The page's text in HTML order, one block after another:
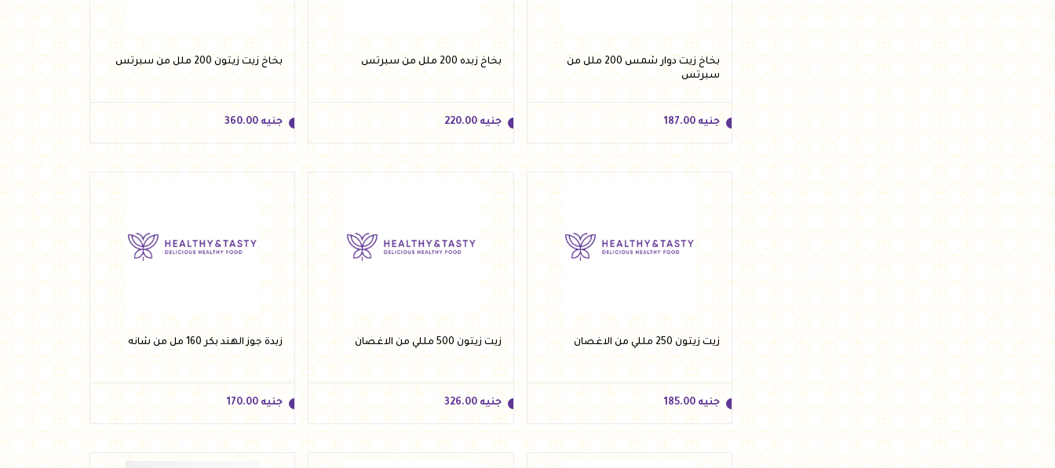
بخاخ زيت دوار شمس 200 ملل من
سبرتس
جنيه 187.00
جنيه 187.00
بخاخ زبده 200 ملل من سبرتس
جنيه 220.00
جنيه 220.00
بخاخ زيت زيتون 200 ملل من سبرتس
جنيه 360.00
جنيه 360.00
زيت زيتون 250 مللي من الاغصان
جنيه 185.00
زيت زيتون 500 مللي من الاغصان
جنيه 326.00
زبدة جوز الهند بكر 160 مل من شانه
جنيه 170.00